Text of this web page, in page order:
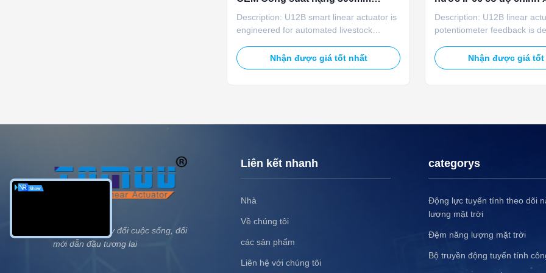
400mm Động lực 110V 220V AC
Description: U12B smart linear actuator is
engineered for automated livestock
120/220VAC and 24VDC compatibility,
5000N rated force, 6000N max force, IP66
Nhận được giá tốt nhất
110VAC 120VAC cho
trang trại
Description: U12B linear
potentiometer feedback is
ventilation systems. It
120/220VAC and 24VDC
Nhận được giá tốt
Công nghệ thay đổi cuộc sống, đổi
mới dẫn đầu tương lai
Liên kết nhanh
Nhà
Về chúng tôi
các sản phẩm
Liên hệ với chúng tôi
categorys
Động lực tuyến tính theo dõi
lượng mặt trời
Đệm năng lượng mặt trời
Bộ truyền động tuyến tính